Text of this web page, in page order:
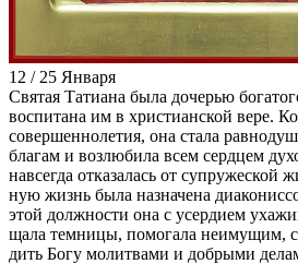
12 / 25 Января
Свя­тая Та­ти­а­на бы­ла до­че­рью
вос­пи­та­на им в хри­сти­ан­ской ве­ре.
со­вер­шен­но­ле­тия, она ста­ла
бла­гам и воз­лю­би­ла всем серд­цем
на­все­гда от­ка­за­лась от су­пру­же­ской
ную жизнь бы­ла на­зна­че­на
этой долж­но­сти она с усер­ди­ем
ща­ла тем­ни­цы, по­мо­га­ла неиму­щим,
дить Бо­гу мо­лит­ва­ми и доб­ры­ми